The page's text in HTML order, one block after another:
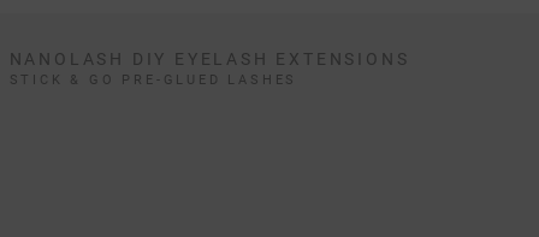
NANOLASH DIY EYELASH EXTENSIONS
STICK & GO PRE-GLUED LASHES